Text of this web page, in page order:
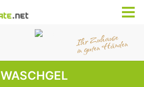
WASCHGEL